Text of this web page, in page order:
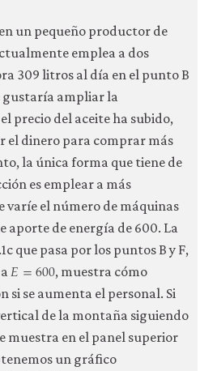
un pequeño productor de
emplea a dos
309 litros al día en el punto B
gustaría ampliar la
precio del aceite ha subido,
el dinero para comprar más
la única forma que tiene de
es emplear a más
varíe el número de máquinas
aporte de energía de 600. La
que pasa por los puntos B y F,
𝐸=600
E 600 , muestra cómo
si se aumenta el personal. Si
de la montaña siguiendo
muestra en el panel superior
un gráfico